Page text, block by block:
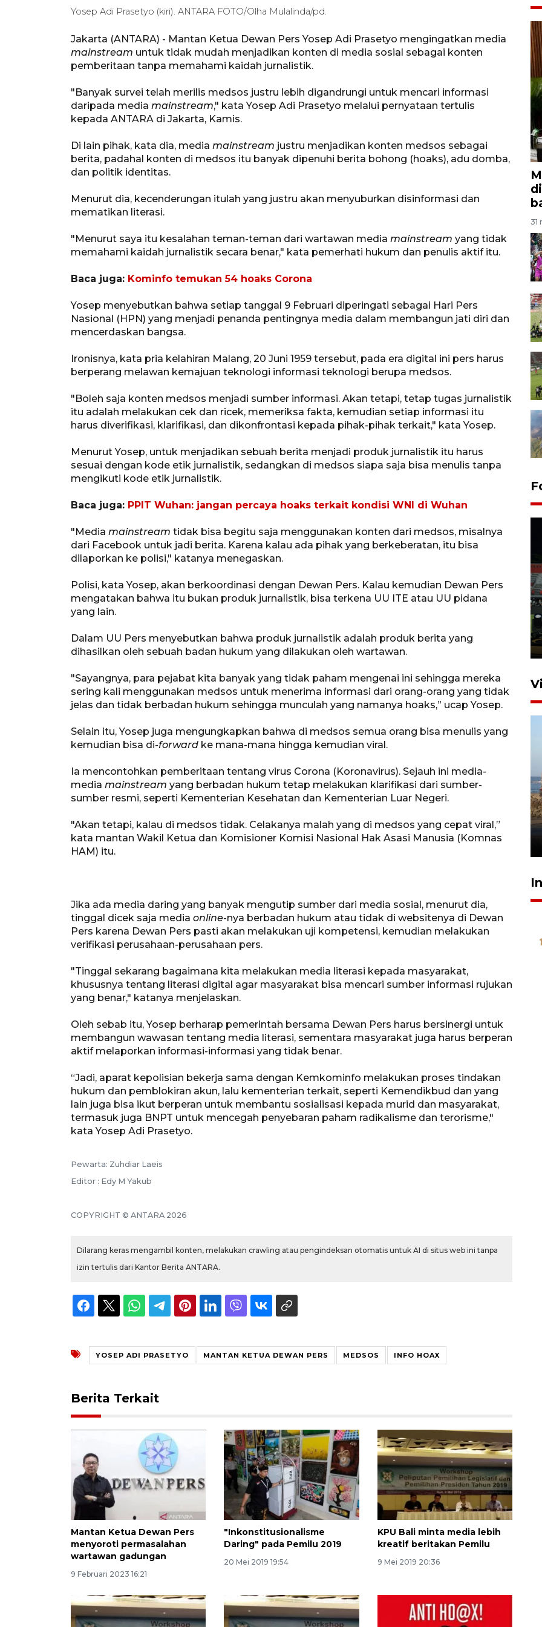
Yosep Adi Prasetyo (kiri). ANTARA FOTO/Olha Mulalinda/pd.
Jakarta (ANTARA) - Mantan Ketua Dewan Pers Yosep Adi Prasetyo mengingatkan media
mainstream untuk tidak mudah menjadikan konten di media sosial sebagai konten
pemberitaan tanpa memahami kaidah jurnalistik.
"Banyak survei telah merilis medsos justru lebih digandrungi untuk mencari informasi
daripada media mainstream," kata Yosep Adi Prasetyo melalui pernyataan tertulis
kepada ANTARA di Jakarta, Kamis.
Di lain pihak, kata dia, media mainstream justru menjadikan konten medsos sebagai
berita, padahal konten di medsos itu banyak dipenuhi berita bohong (hoaks), adu domba,
dan politik identitas.
Menurut dia, kecenderungan itulah yang justru akan menyuburkan disinformasi dan
mematikan literasi.
"Menurut saya itu kesalahan teman-teman dari wartawan media mainstream yang tidak
memahami kaidah jurnalistik secara benar," kata pemerhati hukum dan penulis aktif itu.
Baca juga: Kominfo temukan 54 hoaks Corona
Yosep menyebutkan bahwa setiap tanggal 9 Februari diperingati sebagai Hari Pers
Nasional (HPN) yang menjadi penanda pentingnya media dalam membangun jati diri dan
mencerdaskan bangsa.
Ironisnya, kata pria kelahiran Malang, 20 Juni 1959 tersebut, pada era digital ini pers harus
berperang melawan kemajuan teknologi informasi teknologi berupa medsos.
"Boleh saja konten medsos menjadi sumber informasi. Akan tetapi, tetap tugas jurnalistik
itu adalah melakukan cek dan ricek, memeriksa fakta, kemudian setiap informasi itu
harus diverifikasi, klarifikasi, dan dikonfrontasi kepada pihak-pihak terkait," kata Yosep.
Menurut Yosep, untuk menjadikan sebuah berita menjadi produk jurnalistik itu harus
sesuai dengan kode etik jurnalistik, sedangkan di medsos siapa saja bisa menulis tanpa
mengikuti kode etik jurnalistik.
Baca juga: PPIT Wuhan: jangan percaya hoaks terkait kondisi WNI di Wuhan
"Media mainstream tidak bisa begitu saja menggunakan konten dari medsos, misalnya
dari Facebook untuk jadi berita. Karena kalau ada pihak yang berkeberatan, itu bisa
dilaporkan ke polisi," katanya menegaskan.
Polisi, kata Yosep, akan berkoordinasi dengan Dewan Pers. Kalau kemudian Dewan Pers
mengatakan bahwa itu bukan produk jurnalistik, bisa terkena UU ITE atau UU pidana
yang lain.
Dalam UU Pers menyebutkan bahwa produk jurnalistik adalah produk berita yang
dihasilkan oleh sebuah badan hukum yang dilakukan oleh wartawan.
"Sayangnya, para pejabat kita banyak yang tidak paham mengenai ini sehingga mereka
sering kali menggunakan medsos untuk menerima informasi dari orang-orang yang tidak
jelas dan tidak berbadan hukum sehingga munculah yang namanya hoaks,” ucap Yosep.
Selain itu, Yosep juga mengungkapkan bahwa di medsos semua orang bisa menulis yang
kemudian bisa di-forward ke mana-mana hingga kemudian viral.
Ia mencontohkan pemberitaan tentang virus Corona (Koronavirus). Sejauh ini media-
media mainstream yang berbadan hukum tetap melakukan klarifikasi dari sumber-
sumber resmi, seperti Kementerian Kesehatan dan Kementerian Luar Negeri.
"Akan tetapi, kalau di medsos tidak. Celakanya malah yang di medsos yang cepat viral,”
kata mantan Wakil Ketua dan Komisioner Komisi Nasional Hak Asasi Manusia (Komnas
HAM) itu.
Jika ada media daring yang banyak mengutip sumber dari media sosial, menurut dia,
tinggal dicek saja media online-nya berbadan hukum atau tidak di websitenya di Dewan
Pers karena Dewan Pers pasti akan melakukan uji kompetensi, kemudian melakukan
verifikasi perusahaan-perusahaan pers.
"Tinggal sekarang bagaimana kita melakukan media literasi kepada masyarakat,
khususnya tentang literasi digital agar masyarakat bisa mencari sumber informasi rujukan
yang benar," katanya menjelaskan.
Oleh sebab itu, Yosep berharap pemerintah bersama Dewan Pers harus bersinergi untuk
membangun wawasan tentang media literasi, sementara masyarakat juga harus berperan
aktif melaporkan informasi-informasi yang tidak benar.
“Jadi, aparat kepolisian bekerja sama dengan Kemkominfo melakukan proses tindakan
hukum dan pemblokiran akun, lalu kementerian terkait, seperti Kemendikbud dan yang
lain juga bisa ikut berperan untuk membantu sosialisasi kepada murid dan masyarakat,
termasuk juga BNPT untuk mencegah penyebaran paham radikalisme dan terorisme,"
kata Yosep Adi Prasetyo.
Pewarta: Zuhdiar Laeis
Editor : Edy M Yakub
COPYRIGHT © ANTARA 2026
Dilarang keras mengambil konten, melakukan crawling atau pengindeksan otomatis untuk AI di situs web ini tanpa
izin tertulis dari Kantor Berita ANTARA.
YOSEP ADI PRASETYO MANTAN KETUA DEWAN PERS MEDSOS INFO HOAX
Berita Terkait
Mantan Ketua Dewan Pers
menyoroti permasalahan
wartawan gadungan
9 Februari 2023 16:21
"Inkonstitusionalisme
Daring" pada Pemilu 2019
20 Mei 2019 19:54
KPU Bali minta media lebih
kreatif beritakan Pemilu
9 Mei 2019 20:36
31
Tiga matra TNI unjuk
kemampuan tempur Perisai
5 Agustus 2026 16:28
Kemen LH, KKP, dan Gubernur
mangrove
26 Juli 2026 21:18
Vaksin HPV untuk siswa laki-